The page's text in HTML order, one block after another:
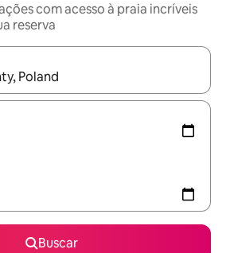
com acesso à praia incríveis
reserva
estiverem disponíveis, explore-os
Buscar